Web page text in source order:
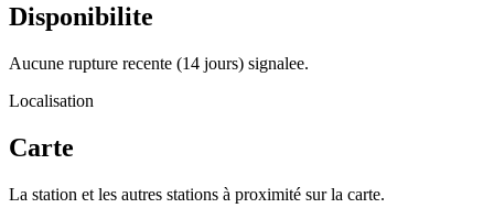
Disponibilite
Aucune rupture recente (14 jours) signalee.
Localisation
Carte
La station et les autres stations à proximité sur la carte.